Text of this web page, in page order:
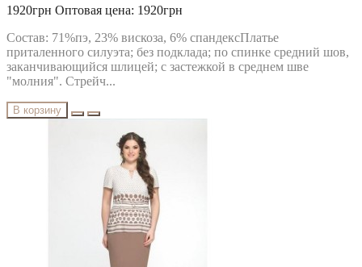
1920грн Оптовая цена: 1920грн
Состав: 71%пэ, 23% вискоза, 6% спандексПлатье
приталенного силуэта; без подклада; по спинке средний шов,
заканчивающийся шлицей; с застежкой в среднем шве
"молния". Стрейч...
В корзину